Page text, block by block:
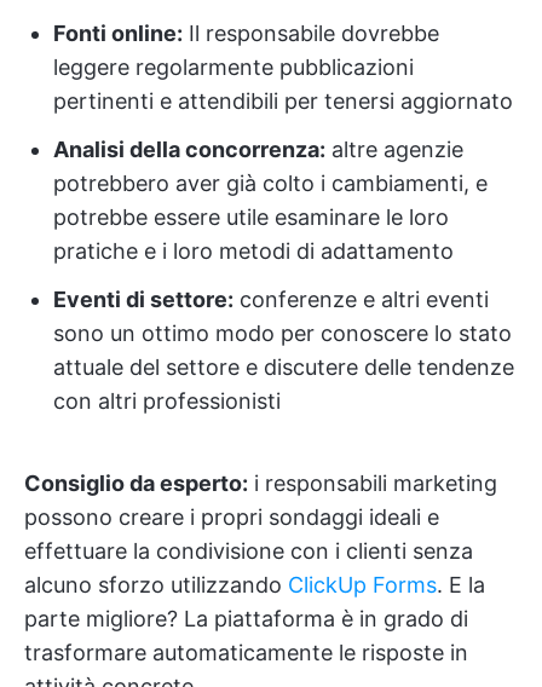
Fonti online: Il responsabile dovrebbe
leggere regolarmente pubblicazioni
pertinenti e attendibili per tenersi aggiornato
Analisi della concorrenza: altre agenzie
potrebbero aver già colto i cambiamenti, e
potrebbe essere utile esaminare le loro
pratiche e i loro metodi di adattamento
Eventi di settore: conferenze e altri eventi
sono un ottimo modo per conoscere lo stato
attuale del settore e discutere delle tendenze
con altri professionisti
Consiglio da esperto: i responsabili marketing
possono creare i propri sondaggi ideali e
effettuare la condivisione con i clienti senza
alcuno sforzo utilizzando ClickUp Forms. E la
parte migliore? La piattaforma è in grado di
trasformare automaticamente le risposte in